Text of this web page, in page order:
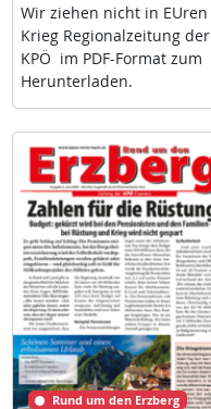
Wir zie­hen nicht in EU­ren
Krieg Re­gio­nal­zei­tung der
KPÖ im PDF-For­mat zum
Her­un­ter­la­den.
Rund um den Erzberg